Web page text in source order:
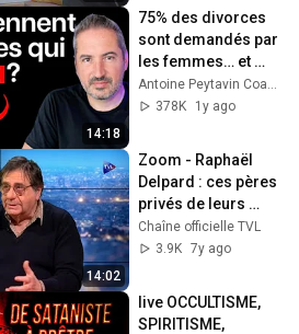
14:18
75% des divorces
sont demandés par
les femmes… et
après ?
Antoine Peytavin Coaching
378K
1y ago
14:02
Zoom - Raphaël
Delpard : ces pères
privés de leurs
enfants
Chaîne officielle TVL
3.9K 7y ago
live OCCULTISME,
SPIRITISME,